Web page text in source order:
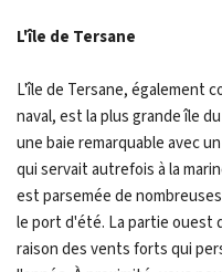
L'île de Tersane
L'île de Tersane, également
naval, est la plus grande île
une baie remarquable avec
qui servait autrefois à la
est parsemée de
le port d'été. La partie ouest
raison des vents forts qui